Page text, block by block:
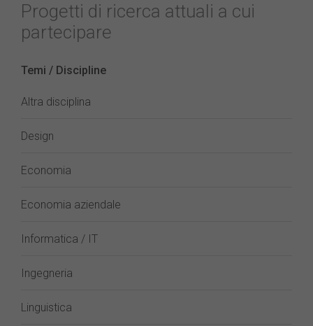
Progetti di ricerca attuali a cui
partecipare
Temi / Discipline
Altra disciplina
Design
Economia
Economia aziendale
Informatica / IT
Ingegneria
Linguistica